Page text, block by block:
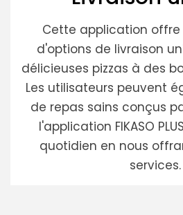
Cette application
d'options de livraison
délicieuses pizzas à des
Les utilisateurs peuvent
de repas sains conçus
l'application FIKASO
quotidien en nous
services.